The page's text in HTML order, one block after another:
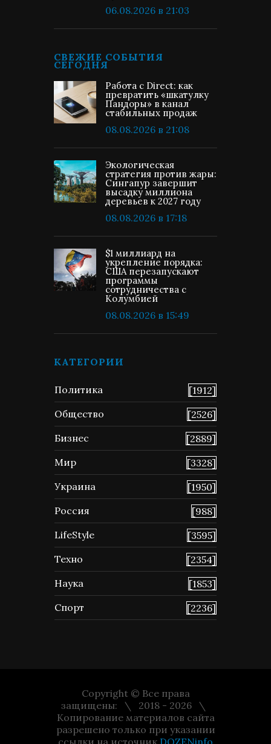
06.08.2026 в 21:03
СВЕЖИЕ СОБЫТИЯ
СЕГОДНЯ
Работа с Direct: как
превратить «шкатулку
Пандоры» в канал
стабильных продаж
08.08.2026 в 21:08
Экологическая
стратегия против жары:
Сингапур завершит
высадку миллиона
деревьев к 2027 году
08.08.2026 в 17:18
$1 миллиард на
укрепление порядка:
США перезапускают
программы
сотрудничества с
Колумбией
08.08.2026 в 15:49
КАТЕГОРИИ
Политика
[1912]
Общество
[2526]
Бизнес
[2889]
Мир
[3328]
Украина
[1950]
Россия
[988]
LifeStyle
[3595]
Техно
[2354]
Наука
[1853]
Спорт
[2236]
Copyright © Все права
защищены:
2018 - 2026
Копирование материалов сайта
разрешено только при указании
ссылки на источник DOZENinfo